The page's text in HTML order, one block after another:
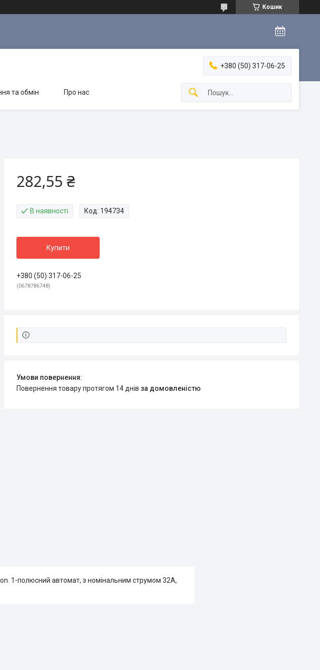
Кошик
+380 (50) 317-06-25
та обмін Про нас
282,55 ₴
В наявності Код: 194734
Купити
+380 (50) 317-06-25
0678786748
повернення товару протягом 14 днів за домовленістю
1-полюсний автомат, з номінальним струмом 32A,